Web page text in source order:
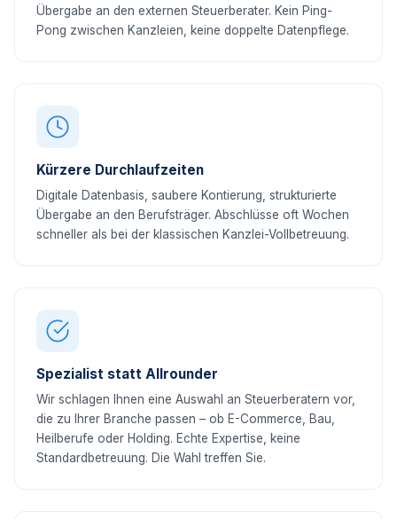
Übergabe an den externen Steuerberater. Kein Ping-
Pong zwischen Kanzleien, keine doppelte Datenpflege.
Kürzere Durchlaufzeiten
Digitale Datenbasis, saubere Kontierung, strukturierte
Übergabe an den Berufsträger. Abschlüsse oft Wochen
schneller als bei der klassischen Kanzlei-Vollbetreuung.
Spezialist statt Allrounder
Wir schlagen Ihnen eine Auswahl an Steuerberatern vor,
die zu Ihrer Branche passen – ob E-Commerce, Bau,
Heilberufe oder Holding. Echte Expertise, keine
Standardbetreuung. Die Wahl treffen Sie.